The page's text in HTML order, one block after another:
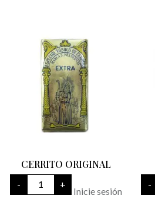
CERRITO ORIGINAL
-
CERRITO
ORIGINAL
cantidad
+
Inicie sesión
-